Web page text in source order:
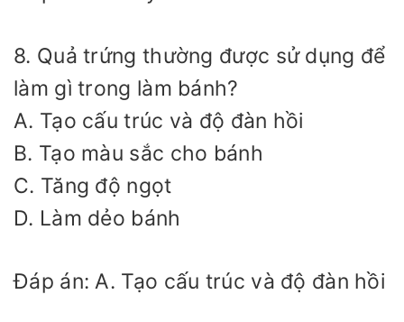
8. Quả trứng thường được sử dụng để
làm gì trong làm bánh?
A. Tạo cấu trúc và độ đàn hồi
B. Tạo màu sắc cho bánh
C. Tăng độ ngọt
D. Làm dẻo bánh
Đáp án: A. Tạo cấu trúc và độ đàn hồi